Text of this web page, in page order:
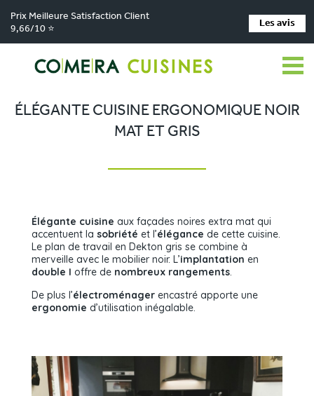
Prix Meilleure Satisfaction Client
9,66/10 ⭐
Les avis
Comera Cuisines > Nos magasins de cuisine > Cuisiniste Voglans
Réalisations > Élégante cuisine ergonomique noir mat et gris
ÉLÉGANTE CUISINE ERGONOMIQUE NOIR
MAT ET GRIS
Élégante cuisine aux façades noires extra mat qui
accentuent la sobriété et l’élégance de cette cuisine.
Le plan de travail en Dekton gris se combine à
merveille avec le mobilier noir. L’implantation en
double I offre de nombreux rangements.
De plus l’électroménager encastré apporte une
ergonomie d’utilisation inégalable.